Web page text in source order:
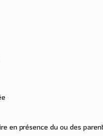
en présence du ou des